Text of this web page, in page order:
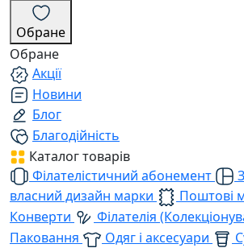
Обране
Обране
Акції
Новини
Блог
Благодійність
Каталог товарів
Філателістичний абонемент
власний дизайн марки
Поштові
Конверти
Філателія
Паковання
Одяг і аксесуари